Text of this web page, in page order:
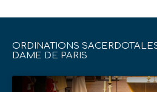
ORDINATIONS
DAME DE PARIS